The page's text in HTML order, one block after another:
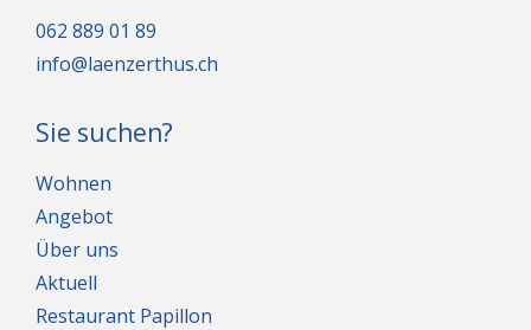
062 889 01 89
info@laenzerthus.ch
Sie suchen?
Wohnen
Angebot
Über uns
Aktuell
Restaurant Papillon